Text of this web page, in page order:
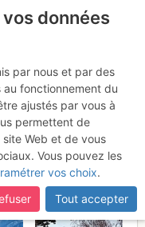
:
2022
données
par nous et par des
au fonctionnement du
ajustés par vous à
permettent de
Web et de vous
Vous pouvez les
vos choix.
Tout accepter